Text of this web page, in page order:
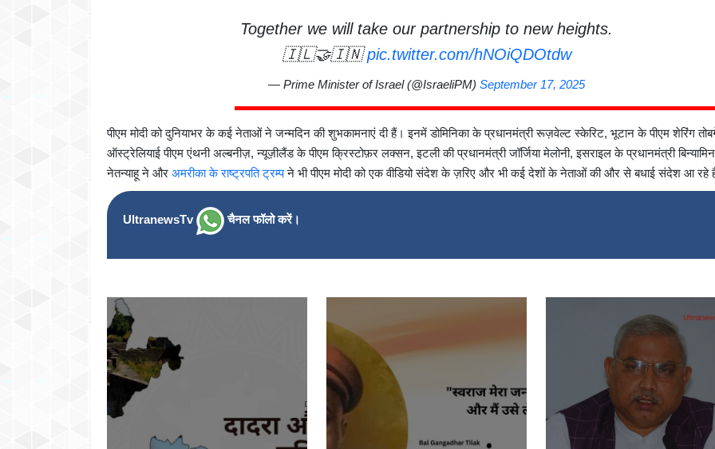
Together we will take our partnership to new heights.
🇮🇱🤝🇮🇳pic.twitter.com/hNOiQDOtdw
— Prime Minister of Israel (@IsraeliPM) September 17, 2025
पीएम मोदी को दुनियाभर के कई नेताओं ने जन्मदिन की शुभकामनाएं दी हैं। इनमें डोमिनिका के प्रधानमंत्री रूज़वेल्ट स्केरिट, भूटान के पीएम शेरिंग
ऑस्ट्रेलियाई पीएम एंथनी अल्बनीज़, न्यूज़ीलैंड के पीएम क्रिस्टोफ़र लक्सन, इटली की प्रधानमंत्री जॉर्जिया मेलोनी, इसराइल के प्रधानमंत्री बिन्यामिन
नेतन्याहू ने और अमरीका के राष्ट्रपति ट्रम्पने भी पीएम मोदी को एक वीडियो संदेश के ज़रिए और भी कई देशों के नेताओं की और से बधाई संदेश आ रहे
UltranewsTv चैनल फॉलो करें।